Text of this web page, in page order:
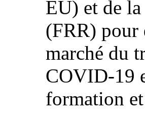
EU) et de
(FRR) pour
marché du
COVID‑19
formation